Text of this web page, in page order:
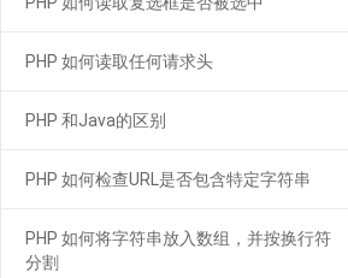
PHP 如何读取任何请求头
PHP 和Java的区别
PHP 如何检查URL是否包含特定字符串
PHP 如何将字符串放入数组，并按换行符
分割